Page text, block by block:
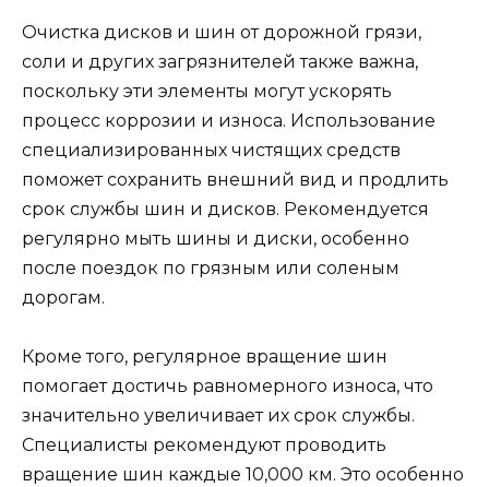
Очистка дисков и шин от дорожной грязи,
соли и других загрязнителей также важна,
поскольку эти элементы могут ускорять
процесс коррозии и износа. Использование
специализированных чистящих средств
поможет сохранить внешний вид и продлить
срок службы шин и дисков. Рекомендуется
регулярно мыть шины и диски, особенно
после поездок по грязным или соленым
дорогам.
Кроме того, регулярное вращение шин
помогает достичь равномерного износа, что
значительно увеличивает их срок службы.
Специалисты рекомендуют проводить
вращение шин каждые 10,000 км. Это особенно